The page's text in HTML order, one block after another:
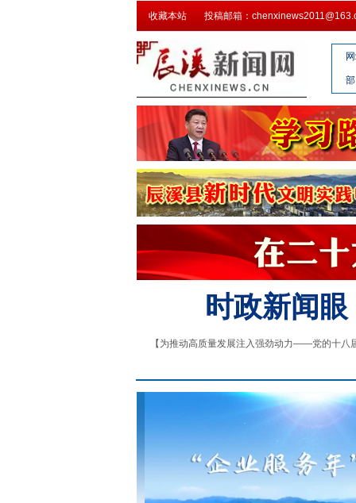
收藏本站 投稿邮箱：
时政新闻
【为推动高质量发展注入强劲动力——党的十八